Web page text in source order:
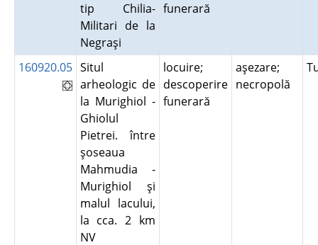
tip Chilia-
Militari de la
Negraşi
funerară
160920.05 Situl
arheologic de
la Murighiol -
Ghiolul
Pietrei. între
şoseaua
Mahmudia -
Murighiol şi
malul lacului,
la cca. 2 km
NV
locuire;
descoperire
funerară
aşezare;
necropolă